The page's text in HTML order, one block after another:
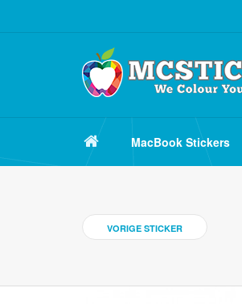
MacBook Stickers
VORIGE STICKER